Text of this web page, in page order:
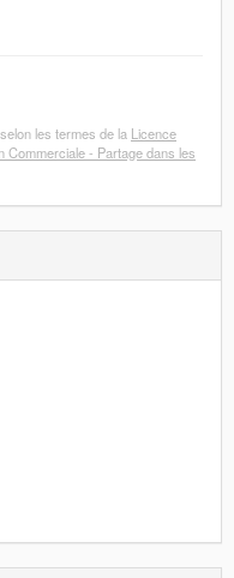
les termes de la Licence
Commerciale - Partage dans les